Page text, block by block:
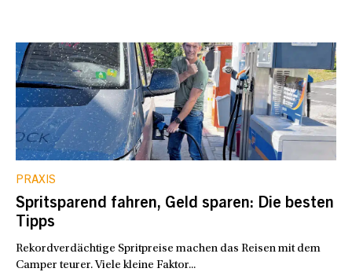
PRAXIS
Spritsparend fahren, Geld sparen: Die besten
Tipps
Rekordverdächtige Spritpreise machen das Reisen mit dem
Camper teurer. Viele kleine Faktor...